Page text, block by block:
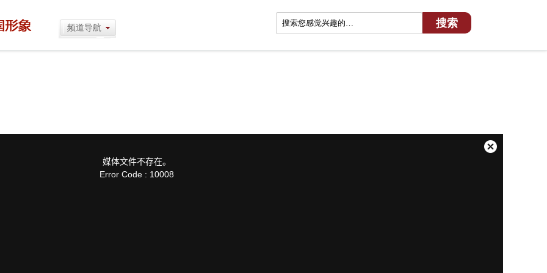
频道导航
媒体文件不存在。
Error Code : 10008
关